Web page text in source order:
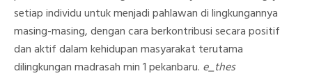
setiap individu untuk menjadi pahlawan di lingkungannya
masing-masing, dengan cara berkontribusi secara positif
dan aktif dalam kehidupan masyarakat terutama
dilingkungan madrasah min 1 pekanbaru. e_thes